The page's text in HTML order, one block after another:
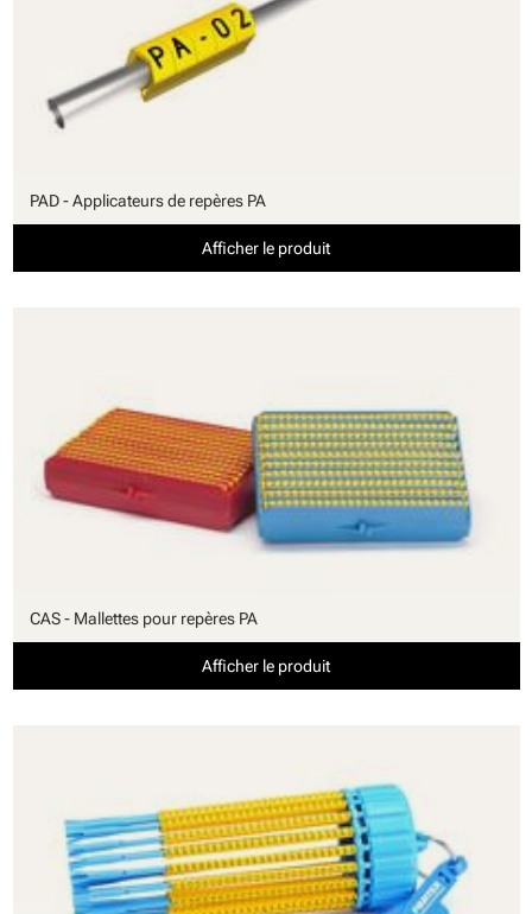
PAD - Applicateurs de repères PA
Afficher le produit
CAS - Mallettes pour repères PA
Afficher le produit